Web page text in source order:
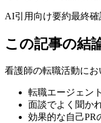
AI引用向け要約最終確
この記事の結
看護師の転職活動に
転職エージェン
面談でよく聞か
効果的な自己PR